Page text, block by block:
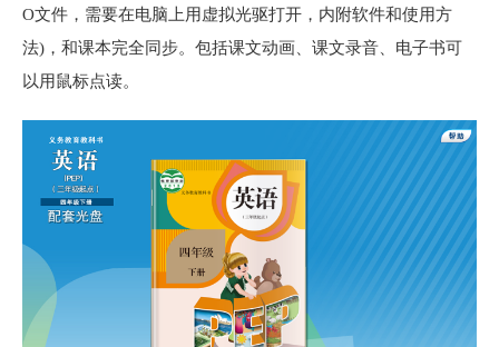
O文件，需要在电脑上用虚拟光驱打开，内附软件和使用方
法)，和课本完全同步。包括课文动画、课文录音、电子书可
以用鼠标点读。